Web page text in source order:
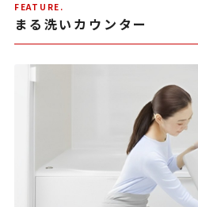
FEATURE.
まる洗いカウンター